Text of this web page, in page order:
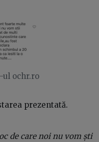
ul ochr.ro
prezentată.
de care noi nu vom ști